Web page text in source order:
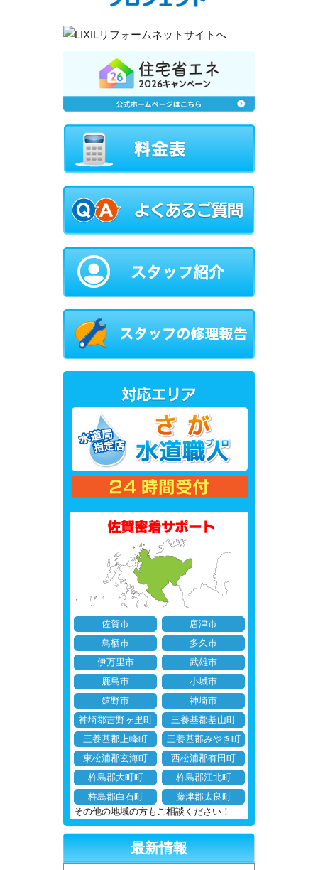
佐賀市
唐津市
鳥栖市
多久市
伊万里市
武雄市
鹿島市
小城市
嬉野市
神埼市
神埼郡吉野ヶ里町
三養基郡基山町
三養基郡上峰町
三養基郡みやき町
東松浦郡玄海町
西松浦郡有田町
杵島郡大町町
杵島郡江北町
杵島郡白石町
藤津郡太良町
その他の地域の方もご相談ください！
最新情報